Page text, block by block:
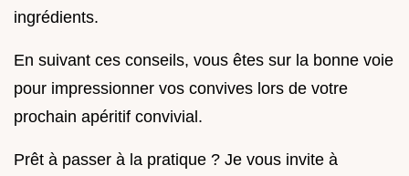
ingrédients.
En suivant ces conseils, vous êtes sur la bonne voie
pour impressionner vos convives lors de votre
prochain apéritif convivial.
Prêt à passer à la pratique ? Je vous invite à